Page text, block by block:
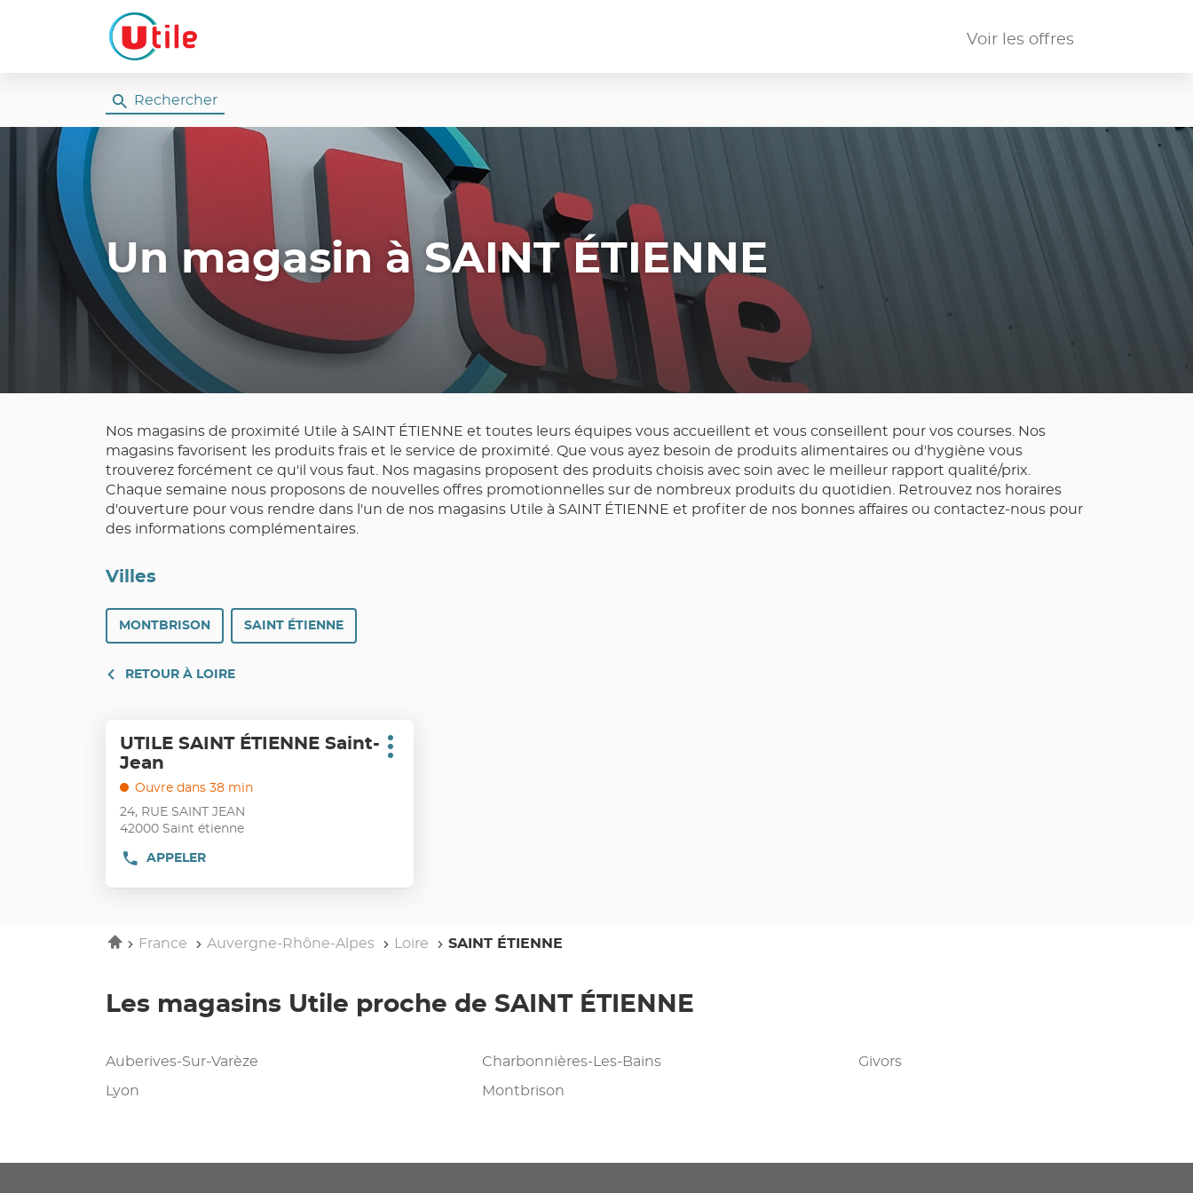
Voir les offres
Rechercher
Un magasin à SAINT ÉTIENNE
Nos magasins de proximité Utile à SAINT ÉTIENNE et toutes leurs équipes vous accueillent et vous conseillent pour vos courses. Nos
magasins favorisent les produits frais et le service de proximité. Que vous ayez besoin de produits alimentaires ou d'hygiène vous
trouverez forcément ce qu'il vous faut. Nos magasins proposent des produits choisis avec soin avec le meilleur rapport qualité/prix.
Chaque semaine nous proposons de nouvelles offres promotionnelles sur de nombreux produits du quotidien. Retrouvez nos horaires
d'ouverture pour vous rendre dans l'un de nos magasins Utile à SAINT ÉTIENNE et profiter de nos bonnes affaires ou contactez-nous pour
des informations complémentaires.
Villes
MONTBRISON SAINT ÉTIENNE
RETOUR À LOIRE
sur
touche
ENTRÉE
pour
plus
Point
de
vente
UTILE SAINT ÉTIENNE Saint-
Jean
Ouvre dans 38 min
24, RUE SAINT JEAN
42000 Saint étienne
APPELER
AFFICHER
NUMÉRO
DU
POINT
SAINT
Plus
AccueilFrance Auvergne-Rhône-Alpes Loire SAINT ÉTIENNE
Les magasins Utile proche de SAINT ÉTIENNE
Auberives-Sur-Varèze Charbonnières-Les-Bains Givors
Lyon Montbrison